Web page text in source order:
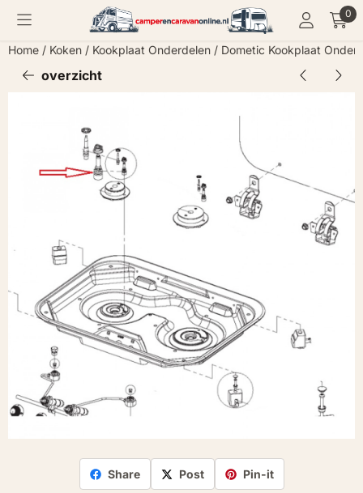
Cookievoorkeuren zijn momenteel gesloten. 0
Home / Koken / Kookplaat Onderdelen / Dometic Kookplaat
overzicht
Share Post Pin-it